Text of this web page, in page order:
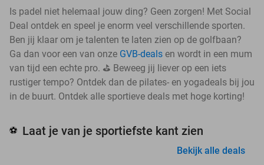
Is padel niet helemaal jouw ding? Geen zorgen! Met Social
Deal ontdek en speel je enorm veel verschillende sporten.
Ben jij klaar om je talenten te laten zien op de golfbaan?
Ga dan voor een van onze GVB-deals en wordt in een mum
van tijd een echte pro. ⛳ Beweeg jij liever op een iets
rustiger tempo? Ontdek dan de pilates- en yogadeals bij jou
in de buurt. Ontdek alle sportieve deals met hoge korting!
⚽ Laat je van je sportiefste kant zien
Bekijk alle deals